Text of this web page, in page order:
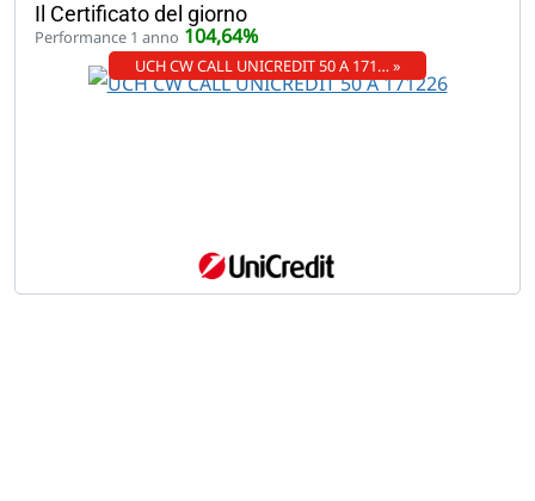
Il Certificato del giorno
Performance 1 anno 104,64%
UCH CW CALL UNICREDIT 50 A 171… »